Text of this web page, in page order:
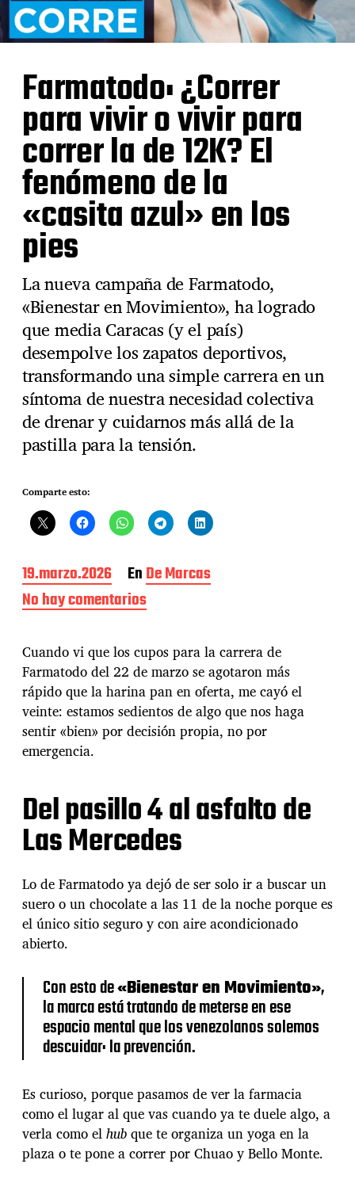
Farmatodo: ¿Correr
para vivir o vivir para
correr la de 12K? El
fenómeno de la
«casita azul» en los
pies
La nueva campaña de Farmatodo,
«Bienestar en Movimiento», ha logrado
que media Caracas (y el país)
desempolve los zapatos deportivos,
transformando una simple carrera en un
síntoma de nuestra necesidad colectiva
de drenar y cuidarnos más allá de la
pastilla para la tensión.
Comparte esto:
F
e
c
d
e
l
a
e
n
t
d
a
19.marzo.2026 EnDe Marcas
No hay comentariose
n
a
r
m
a
t
o
d
C
o
r
r
r
p
a
r
i
v
i
r
o
v
v
i
r
p
a
Cuando vi que los cupos para la carrera de
Farmatodo del 22 de marzo se agotaron más
rápido que la harina pan en oferta, me cayó el
veinte: estamos sedientos de algo que nos haga
sentir «bien» por decisión propia, no por
emergencia.
Del pasillo 4 al asfalto de
Las Mercedes
Lo de Farmatodo ya dejó de ser solo ir a buscar un
suero o un chocolate a las 11 de la noche porque es
el único sitio seguro y con aire acondicionado
abierto.
Con esto de«Bienestar en Movimiento»,
la marca está tratando de meterse en ese
espacio mental que los venezolanos solemos
descuidar: la prevención.
Es curioso, porque pasamos de ver la farmacia
como el lugar al que vas cuando ya te duele algo, a
verla como elhubque te organiza un yoga en la
plaza o te pone a correr por Chuao y Bello Monte.